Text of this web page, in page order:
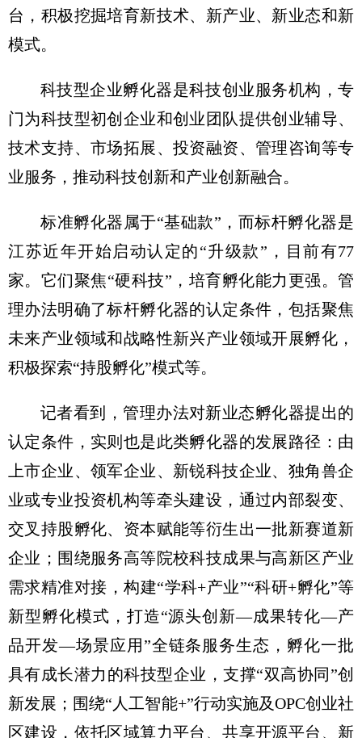
台，积极挖掘培育新技术、新产业、新业态和新
模式。
科技型企业孵化器是科技创业服务机构，专
门为科技型初创企业和创业团队提供创业辅导、
技术支持、市场拓展、投资融资、管理咨询等专
业服务，推动科技创新和产业创新融合。
标准孵化器属于“基础款”，而标杆孵化器是
江苏近年开始启动认定的“升级款”，目前有77
家。它们聚焦“硬科技”，培育孵化能力更强。管
理办法明确了标杆孵化器的认定条件，包括聚焦
未来产业领域和战略性新兴产业领域开展孵化，
积极探索“持股孵化”模式等。
记者看到，管理办法对新业态孵化器提出的
认定条件，实则也是此类孵化器的发展路径：由
上市企业、领军企业、新锐科技企业、独角兽企
业或专业投资机构等牵头建设，通过内部裂变、
交叉持股孵化、资本赋能等衍生出一批新赛道新
企业；围绕服务高等院校科技成果与高新区产业
需求精准对接，构建“学科+产业”“科研+孵化”等
新型孵化模式，打造“源头创新—成果转化—产
品开发—场景应用”全链条服务生态，孵化一批
具有成长潜力的科技型企业，支撑“双高协同”创
新发展；围绕“人工智能+”行动实施及OPC创业社
区建设，依托区域算力平台、共享开源平台、新